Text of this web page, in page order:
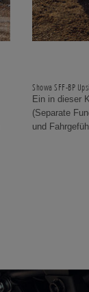
Showa SFF-BP
Ein in dieser
(Separate
und